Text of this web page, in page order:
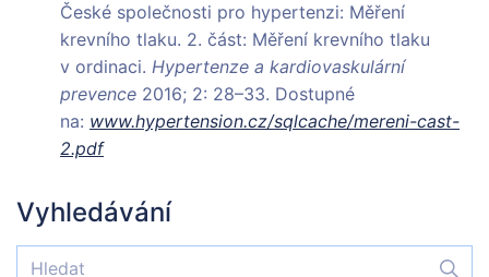
České společnosti pro hypertenzi: Měření
krevního tlaku. 2. část: Měření krevního tlaku
v ordinaci. Hypertenze a kardiovaskulární
prevence 2016; 2: 28–33. Dostupné
na: www.hypertension.cz/sqlcache/mereni-cast-
2.pdf
Vyhledávání